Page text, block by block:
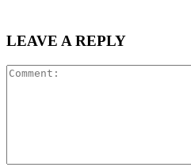
LEAVE A REPLY